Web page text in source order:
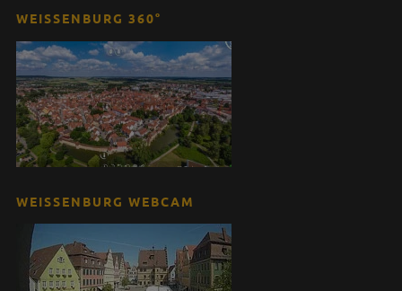
WEISSENBURG 360°
WEISSENBURG WEBCAM